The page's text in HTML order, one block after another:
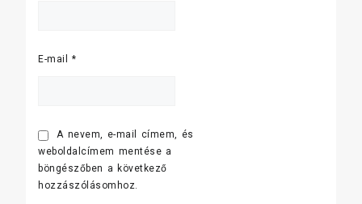
E-mail*
A nevem, e-mail címem, és
weboldalcímem mentése a
böngészőben a következő
hozzászólásomhoz.